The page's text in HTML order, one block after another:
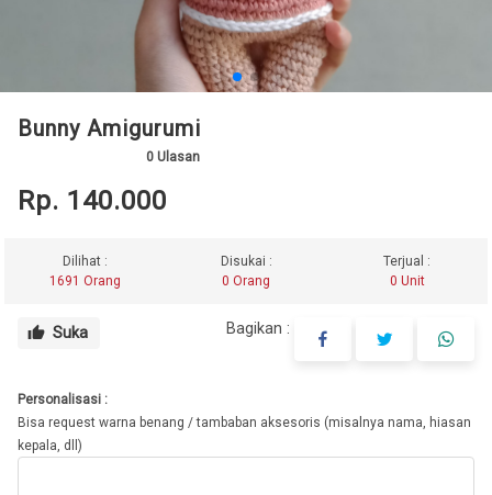
Bunny Amigurumi
0 Ulasan
Rp. 140.000
Dilihat :
1691 Orang
Disukai :
0 Orang
Terjual :
0 Unit
thumb_up Suka Bagikan :
Personalisasi :
Bisa request warna benang / tambaban aksesoris (misalnya nama, hiasan
kepala, dll)